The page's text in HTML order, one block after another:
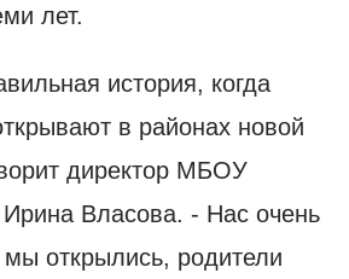
лет.
история, когда
в районах новой
директор МБОУ
Власова. - Нас очень
открылись, родители